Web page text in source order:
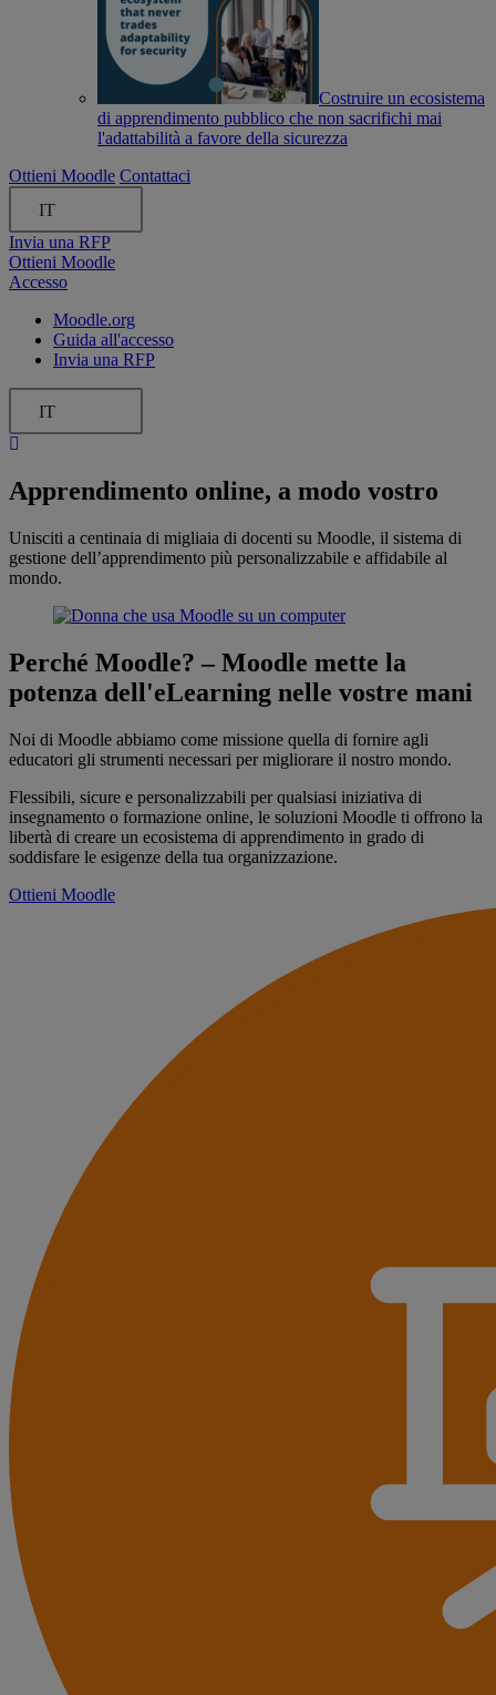
Costruire un ecosistema
di apprendimento pubblico che non sacrifichi mai
l'adattabilità a favore della sicurezza
Ottieni Moodle Contattaci
IT
Invia una RFP
Ottieni Moodle
Accesso
Moodle.org
Guida all'accesso
Invia una RFP
IT
Apprendimento online, a modo vostro
Unisciti a centinaia di migliaia di docenti su Moodle, il sistema di
gestione dell’apprendimento più personalizzabile e affidabile al
mondo.
Perché Moodle? – Moodle mette la
potenza dell'eLearning nelle vostre mani
Noi di Moodle abbiamo come missione quella di fornire agli
educatori gli strumenti necessari per migliorare il nostro mondo.
Flessibili, sicure e personalizzabili per qualsiasi iniziativa di
insegnamento o formazione online, le soluzioni Moodle ti offrono la
libertà di creare un ecosistema di apprendimento in grado di
soddisfare le esigenze della tua organizzazione.
Ottieni Moodle